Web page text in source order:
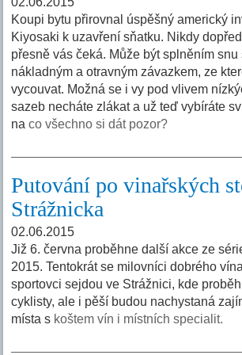
Koupi bytu přirovnal úspěšný americký
Kiyosaki k uzavření sňatku. Nikdy
přesně vás čeká. Může být splněním snu
nákladným a otravným závazkem, ze
vycouvat. Možná se i vy pod vlivem
sazeb necháte zlákat a už teď vybíráte
naco všechno si dát pozor?
Putování po vinařských
Strážnicka
02.06.2015
Již 6. června proběhne další akce ze
2015. Tentokrát se milovníci dobrého
sportovci sejdou ve Strážnici, kde
cyklisty, ale i pěší budou nachystaná
místa s koštem vín i místních specialit.